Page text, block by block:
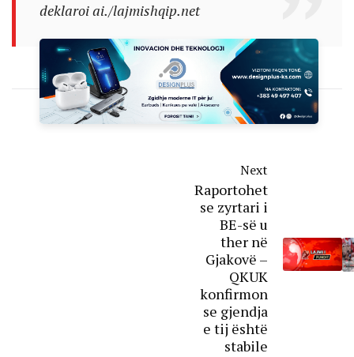
deklaroi ai./lajmishqip.net
Next
Raportohet
se zyrtari i
BE-së u
ther në
Gjakovë –
QKUK
konfirmon
se gjendja
e tij është
stabile